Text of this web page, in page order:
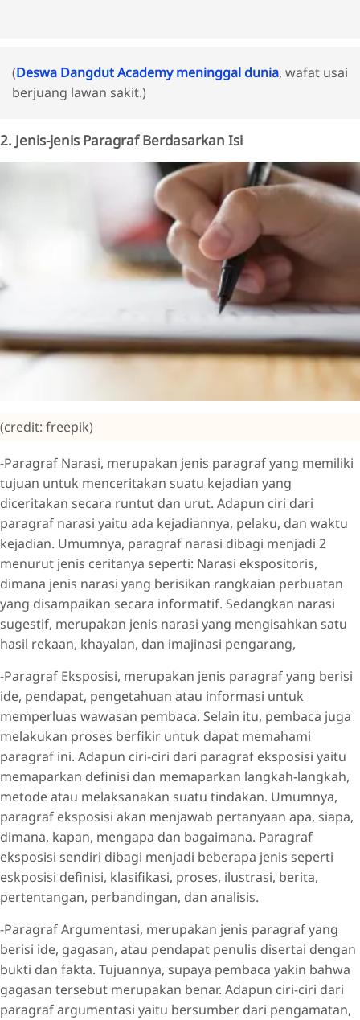
(Deswa Dangdut Academy meninggal dunia, wafat usai
berjuang lawan sakit.)
2. Jenis-jenis Paragraf Berdasarkan Isi
(credit: freepik)
-Paragraf Narasi, merupakan jenis paragraf yang memiliki
tujuan untuk menceritakan suatu kejadian yang
diceritakan secara runtut dan urut. Adapun ciri dari
paragraf narasi yaitu ada kejadiannya, pelaku, dan waktu
kejadian. Umumnya, paragraf narasi dibagi menjadi 2
menurut jenis ceritanya seperti: Narasi ekspositoris,
dimana jenis narasi yang berisikan rangkaian perbuatan
yang disampaikan secara informatif. Sedangkan narasi
sugestif, merupakan jenis narasi yang mengisahkan satu
hasil rekaan, khayalan, dan imajinasi pengarang,
-Paragraf Eksposisi, merupakan jenis paragraf yang berisi
ide, pendapat, pengetahuan atau informasi untuk
memperluas wawasan pembaca. Selain itu, pembaca juga
melakukan proses berfikir untuk dapat memahami
paragraf ini. Adapun ciri-ciri dari paragraf eksposisi yaitu
memaparkan definisi dan memaparkan langkah-langkah,
metode atau melaksanakan suatu tindakan. Umumnya,
paragraf eksposisi akan menjawab pertanyaan apa, siapa,
dimana, kapan, mengapa dan bagaimana. Paragraf
eksposisi sendiri dibagi menjadi beberapa jenis seperti
eskposisi definisi, klasifikasi, proses, ilustrasi, berita,
pertentangan, perbandingan, dan analisis.
-Paragraf Argumentasi, merupakan jenis paragraf yang
berisi ide, gagasan, atau pendapat penulis disertai dengan
bukti dan fakta. Tujuannya, supaya pembaca yakin bahwa
gagasan tersebut merupakan benar. Adapun ciri-ciri dari
paragraf argumentasi yaitu bersumber dari pengamatan,